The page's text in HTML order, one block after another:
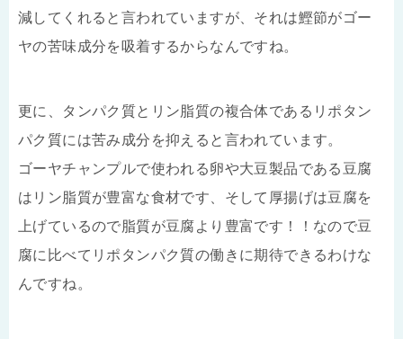
減してくれると言われていますが、それは鰹節がゴー
ヤの苦味成分を吸着するからなんですね。
更に、タンパク質とリン脂質の複合体であるリポタン
パク質には苦み成分を抑えると言われています。
ゴーヤチャンプルで使われる卵や大豆製品である豆腐
はリン脂質が豊富な食材です、そして厚揚げは豆腐を
上げているので脂質が豆腐より豊富です！！なので豆
腐に比べてリポタンパク質の働きに期待できるわけな
んですね。